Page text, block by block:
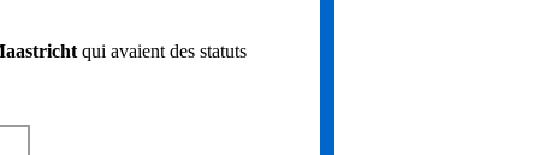
qui avaient des statuts